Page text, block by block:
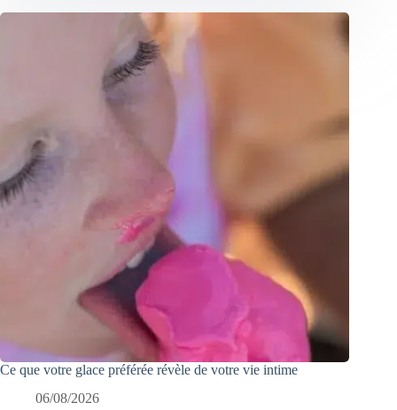
Ce que votre glace préférée révèle de votre vie intime
06/08/2026